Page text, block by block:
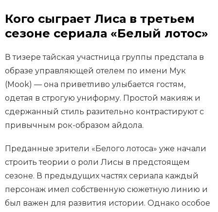
Кого сыграет Лиса в третьем
сезоне сериала «Белый лотос»
В тизере тайская участница группы предстала в
образе управляющей отелем по имени Мук
(Mook) — она приветливо улыбается гостям,
одетая в строгую униформу. Простой макияж и
сдержанный стиль разительно контрастируют с
привычным рок-образом айдола.
Преданные зрители «Белого лотоса» уже начали
строить теории о роли Лисы в предстоящем
сезоне. В предыдущих частях сериала каждый
персонаж имел собственную сюжетную линию и
был важен для развития истории. Однако особое